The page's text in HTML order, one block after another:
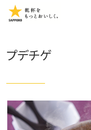
プデチゲ